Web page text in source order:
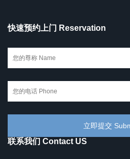
快速预约上门 Reservation
联系我们 Contact US